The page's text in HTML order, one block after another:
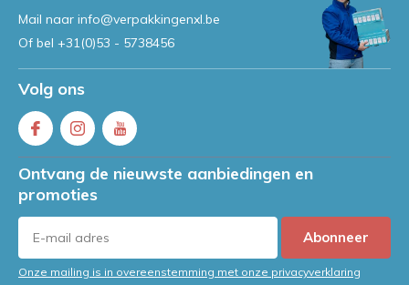
Mail naar info@verpakkingenxl.be
Of bel +31(0)53 - 5738456
Volg ons
Ontvang de nieuwste aanbiedingen en
promoties
Abonneer
Onze mailing is in overeenstemming met onze privacyverklaring